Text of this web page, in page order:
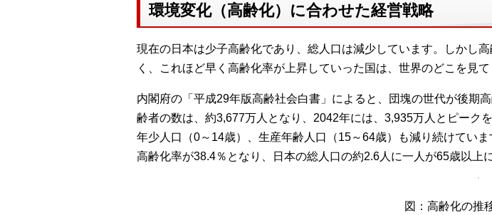
環境変化（高齢化）に合わせた経営戦略
現在の日本は少子高齢化であり、総人口は減少しています。しかし
く、これほど早く高齢化率が上昇していった国は、世界のどこを見
内閣府の「平成29年版高齢社会白書」によると、団塊の世代が後期
齢者の数は、約3,677万人となり、2042年には、3,935万人とピーク
年少人口（0～14歳）、生産年齢人口（15～64歳）も減り続けてい
高齢化率が38.4％となり、日本の総人口の約2.6人に一人が65歳以上
図：高齢化の推